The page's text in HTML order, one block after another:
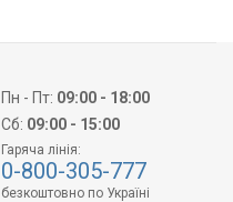
Пн - Пт: 09:00 - 18:00
Сб: 09:00 - 15:00
Гаряча лінія:
0-800-305-777
безкоштовно по Україні